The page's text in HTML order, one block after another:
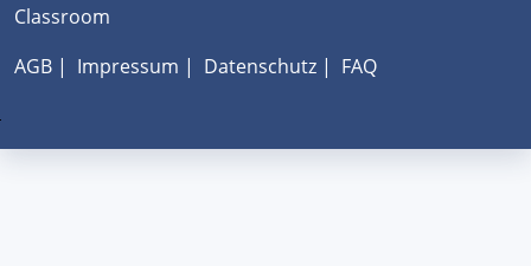
Classroom
AGB | Impressum | Datenschutz | FAQ